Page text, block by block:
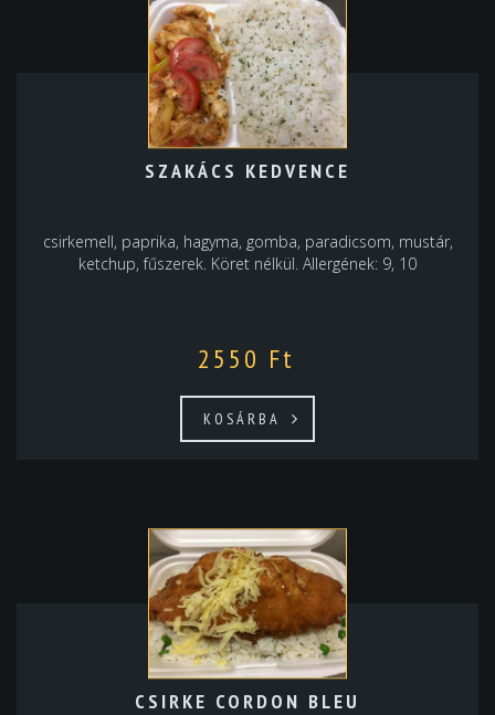
SZAKÁCS KEDVENCE
csirkemell, paprika, hagyma, gomba, paradicsom, mustár,
ketchup, fűszerek. Köret nélkül. Allergének: 9, 10
2550 Ft
KOSÁRBA
CSIRKE CORDON BLEU